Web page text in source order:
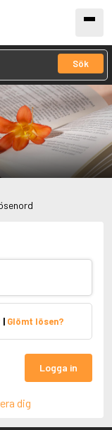
Sök
| Glömt lösen?
Logga in
dig